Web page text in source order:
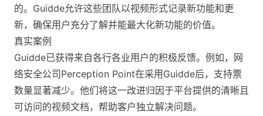
的。Guidde允许这些团队以视频形式记录新功能和更
新，确保用户充分了解并能最大化新功能的价值。
真实案例
Guidde已获得来自各行各业用户的积极反馈。例如，网
络安全公司Perception Point在采用Guidde后，支持票
数量显著减少。他们将这一改进归因于平台提供的清晰且
可访问的视频文档，帮助客户独立解决问题。